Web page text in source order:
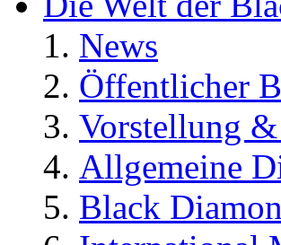
News
Öffentlicher
Vorstellung
Allgemeine
Black